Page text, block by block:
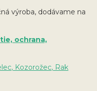
výroba, dodávame na
ochrana,
Kozorožec, Rak